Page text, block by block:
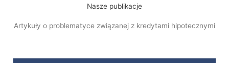
Nasze publikacje
Artykuły o problematyce związanej z kredytami hipotecznymi